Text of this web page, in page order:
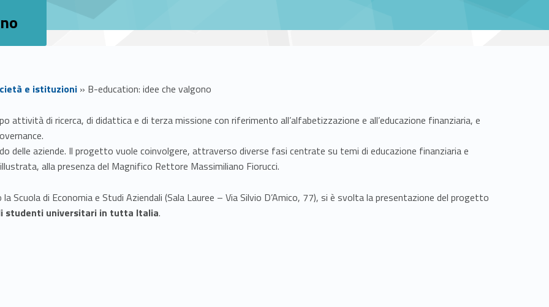
e istituzioni » B-education: idee che valgono
attività di ricerca, di didattica e di terza missione con riferimento all’alfabetizzazione e all’educazione finanziaria, e
delle aziende. Il progetto vuole coinvolgere, attraverso diverse fasi centrate su temi di educazione finanziaria e
alla presenza del Magnifico Rettore Massimiliano Fiorucci.
Scuola di Economia e Studi Aziendali (Sala Lauree – Via Silvio D’Amico, 77), si è svolta la presentazione del progetto
studenti universitari in tutta Italia.